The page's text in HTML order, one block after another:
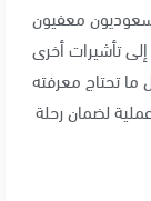
معفيون
تأشيرات أخرى
تحتاج معرفته
لضمان رحلة